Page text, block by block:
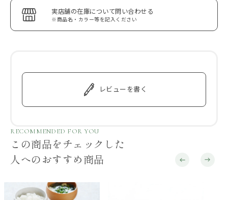
実店舗の在庫について問い合わせる
※商品名・カラー等を記入ください
レビューを書く
RECOMMENDED FOR YOU
この商品をチェックした
人へのおすすめ商品